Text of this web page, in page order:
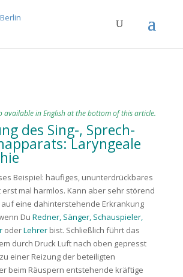
available in English at the bottom of this article.
des Sing-, Sprech-
Laryngeale
Beispiel: häufiges, ununterdrückbares
erst mal harmlos. Kann aber sehr störend
eine dahinterstehende Erkrankung
Du Redner, Sänger, Schauspieler,
oderLehrerbist. Schließlich führt das
durch Druck Luft nach oben gepresst
einer Reizung der beteiligten
beim Räuspern entstehende kräftige